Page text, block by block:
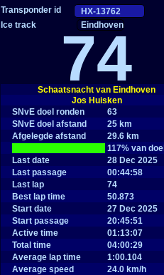
Eindhoven
74
Schaatsnacht van Eindhoven
Jos Huisken
SNvE doel ronden
63
SNvE doel afstand
25 km
Afgelegde afstand
29.6 km
117% van doel
Last date
28 Dec 2025
Last passage
00:44:58
Last lap
74
Best lap time
50.873
Start date
27 Dec 2025
Start passage
20:45:51
Active time
01:13:07
Total time
04:00:29
Average lap time
1:00.104
Average speed
24.0 km/h